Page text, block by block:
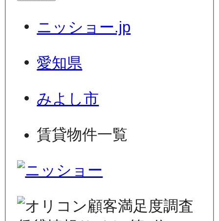
ニッショー.jp
愛知県
みよし市
賃貸物件一覧